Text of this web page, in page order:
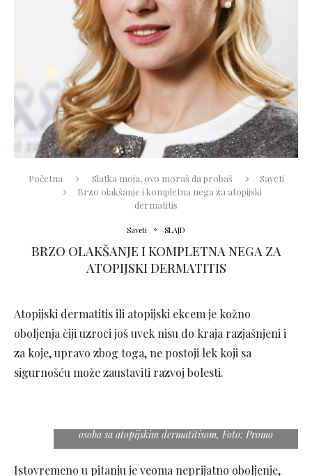
Početna Slatka moja, ovo moraš da probaš
Saveti
Brzo olakšanje i kompletna nega za atopijski
dermatitis
Saveti SLAJD
BRZO OLAKŠANJE I KOMPLETNA NEGA ZA
ATOPIJSKI DERMATITIS
Atopijski dermatitis ili atopijski ekcem je kožno
oboljenja čiji uzroci još uvek nisu do kraja razjašnjeni i
za koje, upravo zbog toga, ne postoji lek koji sa
sigurnošću može zaustaviti razvoj bolesti.
osoba sa atopijskim dermatitisom, Foto: Promo
Istovremeno u pitanju je veoma neprijatno oboljenje,